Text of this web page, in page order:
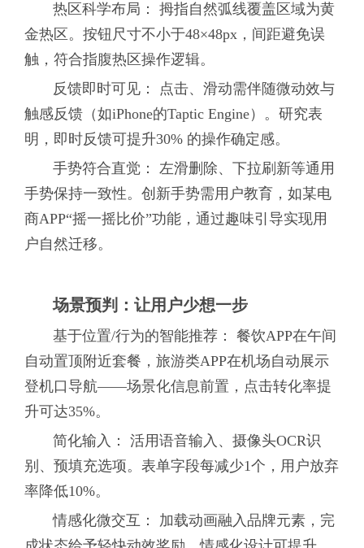
热区科学布局： 拇指自然弧线覆盖区域为黄
金热区。按钮尺寸不小于48×48px，间距避免误
触，符合指腹热区操作逻辑。
反馈即时可见： 点击、滑动需伴随微动效与
触感反馈（如iPhone的Taptic Engine）。研究表
明，即时反馈可提升30% 的操作确定感。
手势符合直觉： 左滑删除、下拉刷新等通用
手势保持一致性。创新手势需用户教育，如某电
商APP“摇一摇比价”功能，通过趣味引导实现用
户自然迁移。
场景预判：让用户少想一步
基于位置/行为的智能推荐： 餐饮APP在午间
自动置顶附近套餐，旅游类APP在机场自动展示
登机口导航——场景化信息前置，点击转化率提
升可达35%。
简化输入： 活用语音输入、摄像头OCR识
别、预填充选项。表单字段每减少1个，用户放弃
率降低10%。
情感化微交互： 加载动画融入品牌元素，完